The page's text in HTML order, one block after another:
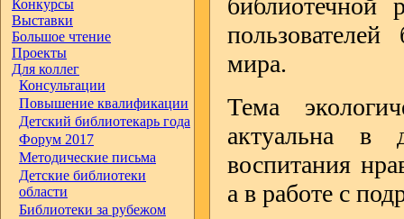
Конкурсы
Выставки
Большое чтение
Проекты
Для коллег
Консультации
Повышение квалификации
Детский библиотекарь года
Форум 2017
Методические письма
Детские библиотеки
области
Библиотеки за рубежом
библиотечной
мира.
Тема
актуальна в
воспитания
а в работе с